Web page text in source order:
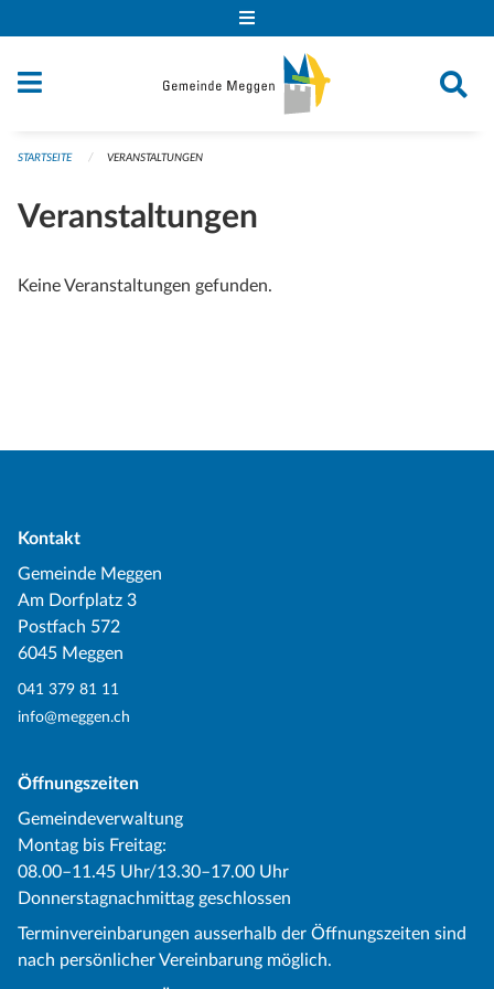
STARTSEITE VERANSTALTUNGEN
Veranstaltungen
Keine Veranstaltungen gefunden.
Kontakt
Gemeinde Meggen
Am Dorfplatz 3
Postfach 572
6045 Meggen
041 379 81 11
info@meggen.ch
Öffnungszeiten
Gemeindeverwaltung
Montag bis Freitag:
08.00–11.45 Uhr/13.30–17.00 Uhr
Donnerstagnachmittag geschlossen
Terminvereinbarungen ausserhalb der Öffnungszeiten sind
nach persönlicher Vereinbarung möglich.